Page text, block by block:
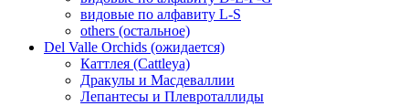
видовые по алфавиту L-S
others (остальное)
Del Valle Orchids (ожидается)
Каттлея (Cattleya)
Дракулы и Масдеваллии
Лепантесы и Плевроталлиды